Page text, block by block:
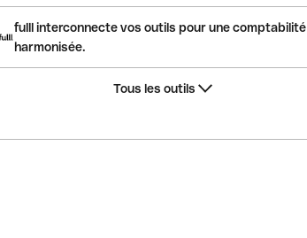
fulll interconnecte vos outils pour une comptabilité
harmonisée.
Tous les outils